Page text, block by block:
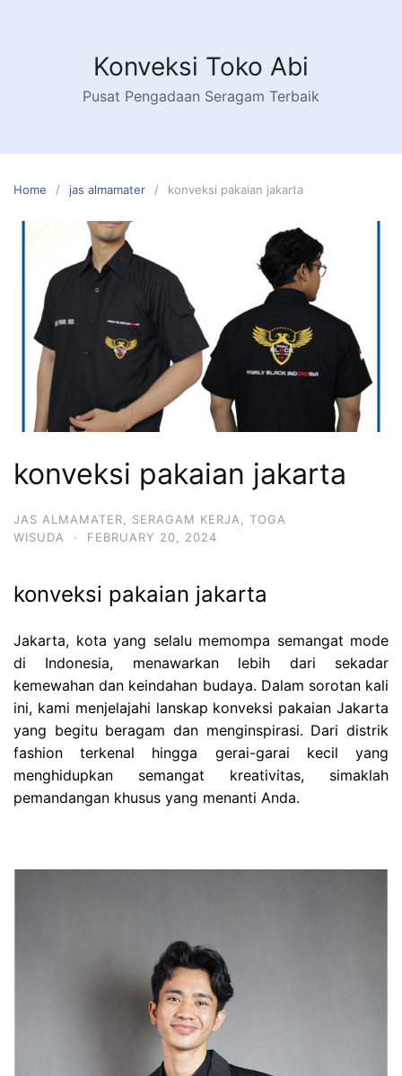
Konveksi Toko Abi
Pusat Pengadaan Seragam Terbaik
Home jas almamater konveksi pakaian jakarta
konveksi pakaian jakarta
JAS ALMAMATER SERAGAM KERJA
TOGA
WISUDA
· FEBRUARY 20, 2024
konveksi pakaian jakarta
Jakarta, kota yang selalu memompa semangat mode
di Indonesia, menawarkan lebih dari sekadar
kemewahan dan keindahan budaya. Dalam sorotan kali
ini, kami menjelajahi lanskap konveksi pakaian Jakarta
yang begitu beragam dan menginspirasi. Dari distrik
fashion terkenal hingga gerai-garai kecil yang
menghidupkan semangat kreativitas, simaklah
pemandangan khusus yang menanti Anda.